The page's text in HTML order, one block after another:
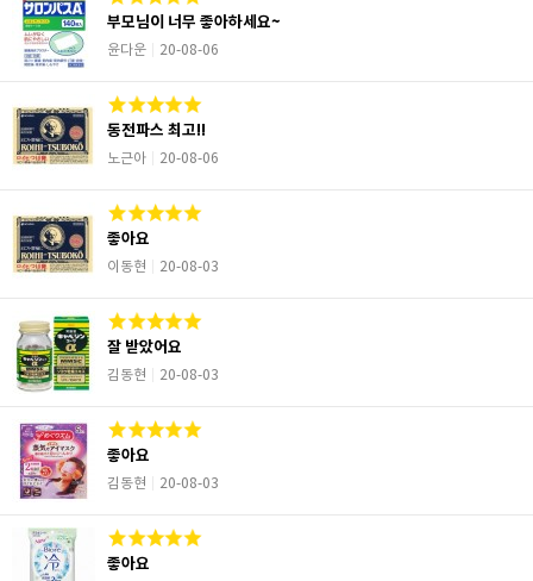
부모님이 너무 좋아하세요~
윤다운 20-08-06
동전파스 최고!!
노근아 20-08-06
좋아요
이동현 20-08-03
잘 받았어요
김동현 20-08-03
좋아요
김동현 20-08-03
좋아요